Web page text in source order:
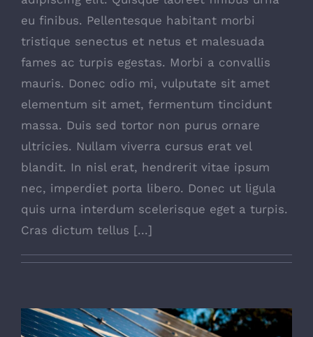
eu finibus. Pellentesque habitant morbi
tristique senectus et netus et malesuada
fames ac turpis egestas. Morbi a convallis
mauris. Donec odio mi, vulputate sit amet
elementum sit amet, fermentum tincidunt
massa. Duis sed tortor non purus ornare
ultricies. Nullam viverra cursus erat vel
blandit. In nisl erat, hendrerit vitae ipsum
nec, imperdiet porta libero. Donec ut ligula
quis urna interdum scelerisque eget a turpis.
Cras dictum tellus [...]